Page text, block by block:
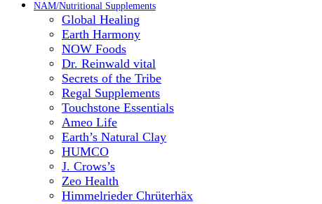
NAM/Nutritional Supplements
Global Healing
Earth Harmony
NOW Foods
Dr. Reinwald vital
Secrets of the Tribe
Regal Supplements
Touchstone Essentials
Ameo Life
Earth’s Natural Clay
HUMCO
J. Crows’s
Zeo Health
Himmelrieder Chrüterhäx